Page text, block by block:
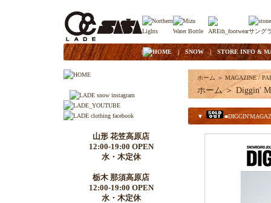
| HOME|SNOW| STORE INFO &
山形 花笠高原店
12:00-19:00 OPEN
水・木定休
栃木 那須高原店
12:00-19:00 OPEN
水・木定休
ホーム ＞ MAGAZINE /
ホーム ＞ Diggin'
▼